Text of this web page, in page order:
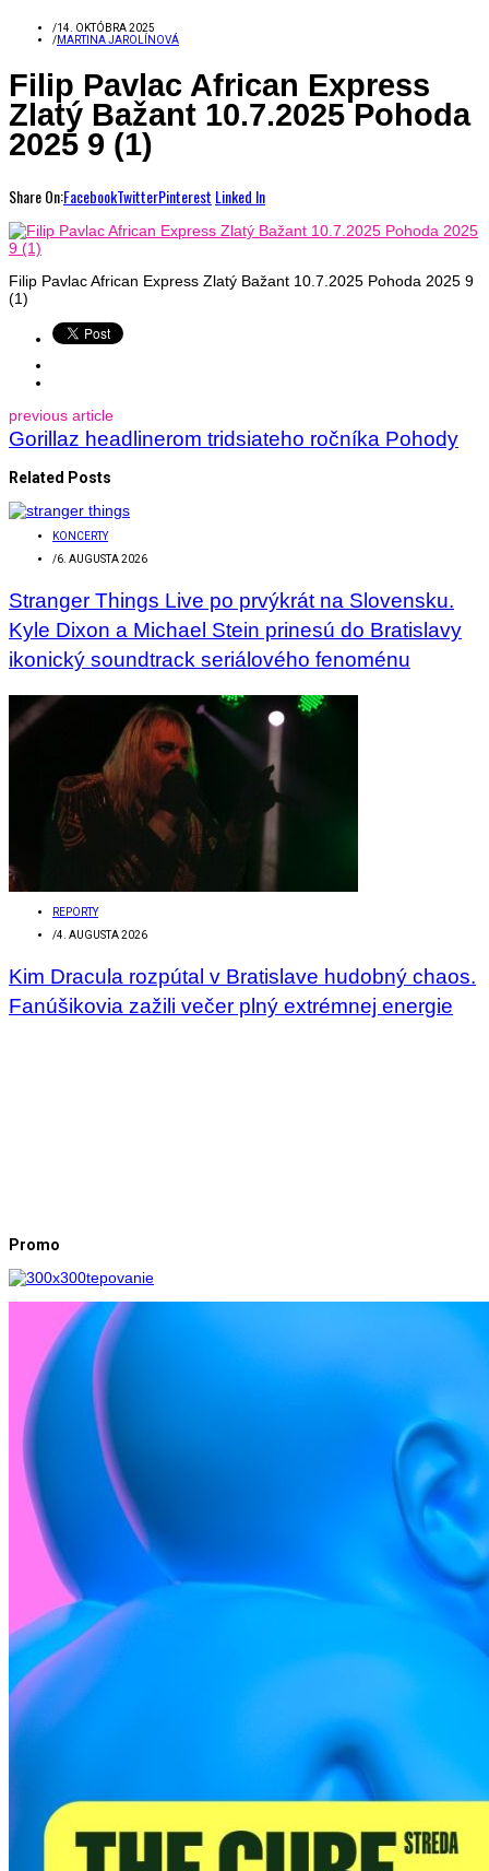
/14. OKTÓBRA 2025
/MARTINA JAROLÍNOVÁ
Filip Pavlac African Express
Zlatý Bažant 10.7.2025 Pohoda
2025 9 (1)
Share On:FacebookTwitterPinterest Linked In
Filip Pavlac African Express Zlatý Bažant 10.7.2025 Pohoda 2025 9
(1)
previous article
Gorillaz headlinerom tridsiateho ročníka Pohody
Related Posts
KONCERTY
/6. AUGUSTA 2026
Stranger Things Live po prvýkrát na Slovensku.
Kyle Dixon a Michael Stein prinesú do Bratislavy
ikonický soundtrack seriálového fenoménu
REPORTY
/4. AUGUSTA 2026
Kim Dracula rozpútal v Bratislave hudobný chaos.
Fanúšikovia zažili večer plný extrémnej energie
Promo